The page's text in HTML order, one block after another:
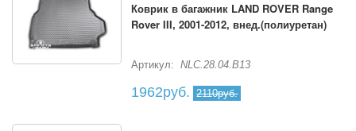
Коврик в багажник LAND ROVER Range
Rover III, 2001-2012, внед.(полиуретан)
Артикул: NLC.28.04.B13
1962руб. 2110руб.